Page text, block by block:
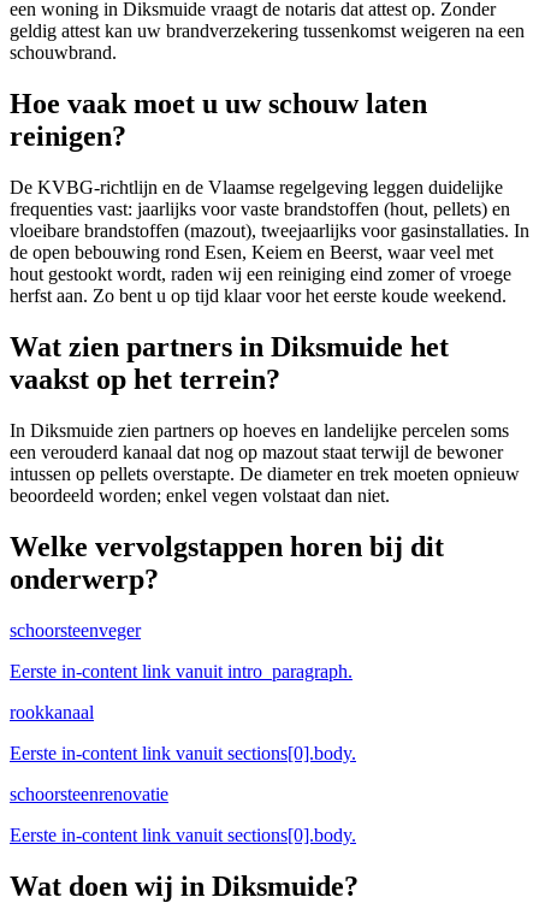
een woning in Diksmuide vraagt de notaris dat attest op. Zonder
geldig attest kan uw brandverzekering tussenkomst weigeren na een
schouwbrand.
Hoe vaak moet u uw schouw laten
reinigen?
De KVBG-richtlijn en de Vlaamse regelgeving leggen duidelijke
frequenties vast: jaarlijks voor vaste brandstoffen (hout, pellets) en
vloeibare brandstoffen (mazout), tweejaarlijks voor gasinstallaties. In
de open bebouwing rond Esen, Keiem en Beerst, waar veel met
hout gestookt wordt, raden wij een reiniging eind zomer of vroege
herfst aan. Zo bent u op tijd klaar voor het eerste koude weekend.
Wat zien partners in Diksmuide het
vaakst op het terrein?
In Diksmuide zien partners op hoeves en landelijke percelen soms
een verouderd kanaal dat nog op mazout staat terwijl de bewoner
intussen op pellets overstapte. De diameter en trek moeten opnieuw
beoordeeld worden; enkel vegen volstaat dan niet.
Welke vervolgstappen horen bij dit
onderwerp?
schoorsteenveger
Eerste in-content link vanuit intro_paragraph.
rookkanaal
Eerste in-content link vanuit sections[0].body.
schoorsteenrenovatie
Eerste in-content link vanuit sections[0].body.
Wat doen wij in Diksmuide?